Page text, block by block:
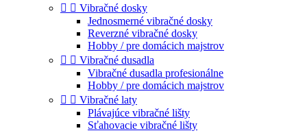
  Vibračné dosky
Jednosmerné vibračné dosky
Reverzné vibračné dosky
Hobby / pre domácich majstrov
  Vibračné dusadla
Vibračné dusadla profesionálne
Hobby / pre domácich majstrov
  Vibračné laty
Plávajúce vibračné lišty
Sťahovacie vibračné lišty